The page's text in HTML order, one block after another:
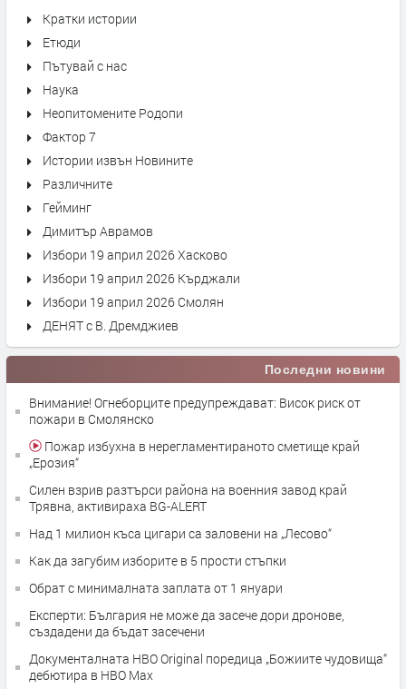
Кратки истории
Етюди
Пътувай с нас
Наука
Неопитомените Родопи
Фактор 7
Истории извън Новините
Различните
Гейминг
Димитър Аврамов
Избори 19 април 2026 Хасково
Избори 19 април 2026 Кърджали
Избори 19 април 2026 Смолян
ДЕНЯТ с В. Дремджиев
Последни новини
Внимание! Огнеборците предупреждават: Висок риск от
пожари в Смолянско
„Ерозия“
Силен взрив разтърси района на военния завод край
Трявна, активираха BG-ALERT
Над 1 милион къса цигари са заловени на „Лесово“
Как да загубим изборите в 5 прости стъпки
Обрат с минималната заплата от 1 януари
Експерти: България не може да засече дори дронове,
създадени да бъдат засечени
Документалната HBO Original поредица „Божиите чудовища“
дебютира в HBO Max